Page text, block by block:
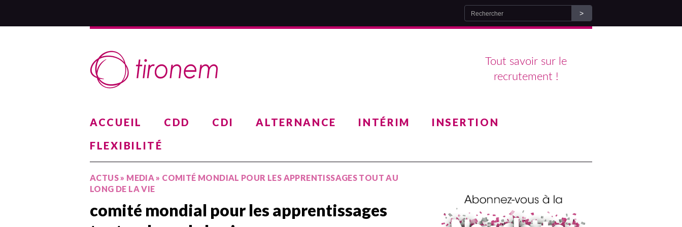
Tout savoir sur le
recrutement !
ACCUEIL CDD CDI ALTERNANCE INTÉRIM
INSERTION
FLEXIBILITÉ
ACTUS» MEDIA» COMITÉ MONDIAL POUR LES APPRENTISSAGES TOUT AU
LONG DE LA VIE
comité mondial pour les apprentissages